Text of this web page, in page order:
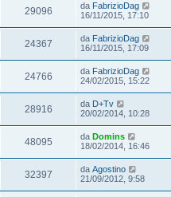
29096 da FabrizioDag
16/11/2015, 17:10
24367 da FabrizioDag
16/11/2015, 17:09
24766 da FabrizioDag
24/02/2015, 15:22
28916 da D+Tv
20/02/2014, 10:28
48095 da Domins
18/02/2014, 16:46
32397 da Agostino
21/09/2012, 9:58